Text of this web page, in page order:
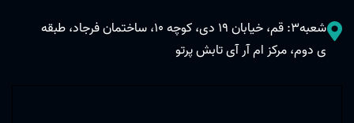
شعبه3: قم، خیابان 19 دی، کوچه 10، ساختمان فرجاد، طبقه
ی دوم، مرکز ام آر آی تابش پرتو